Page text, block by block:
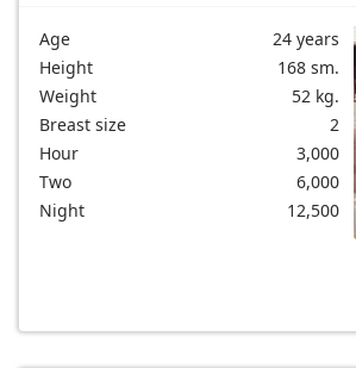
Age
24 years
Height
168 sm.
Weight
52 kg.
Breast size
2
Hour
3,000
Two
6,000
Night
12,500